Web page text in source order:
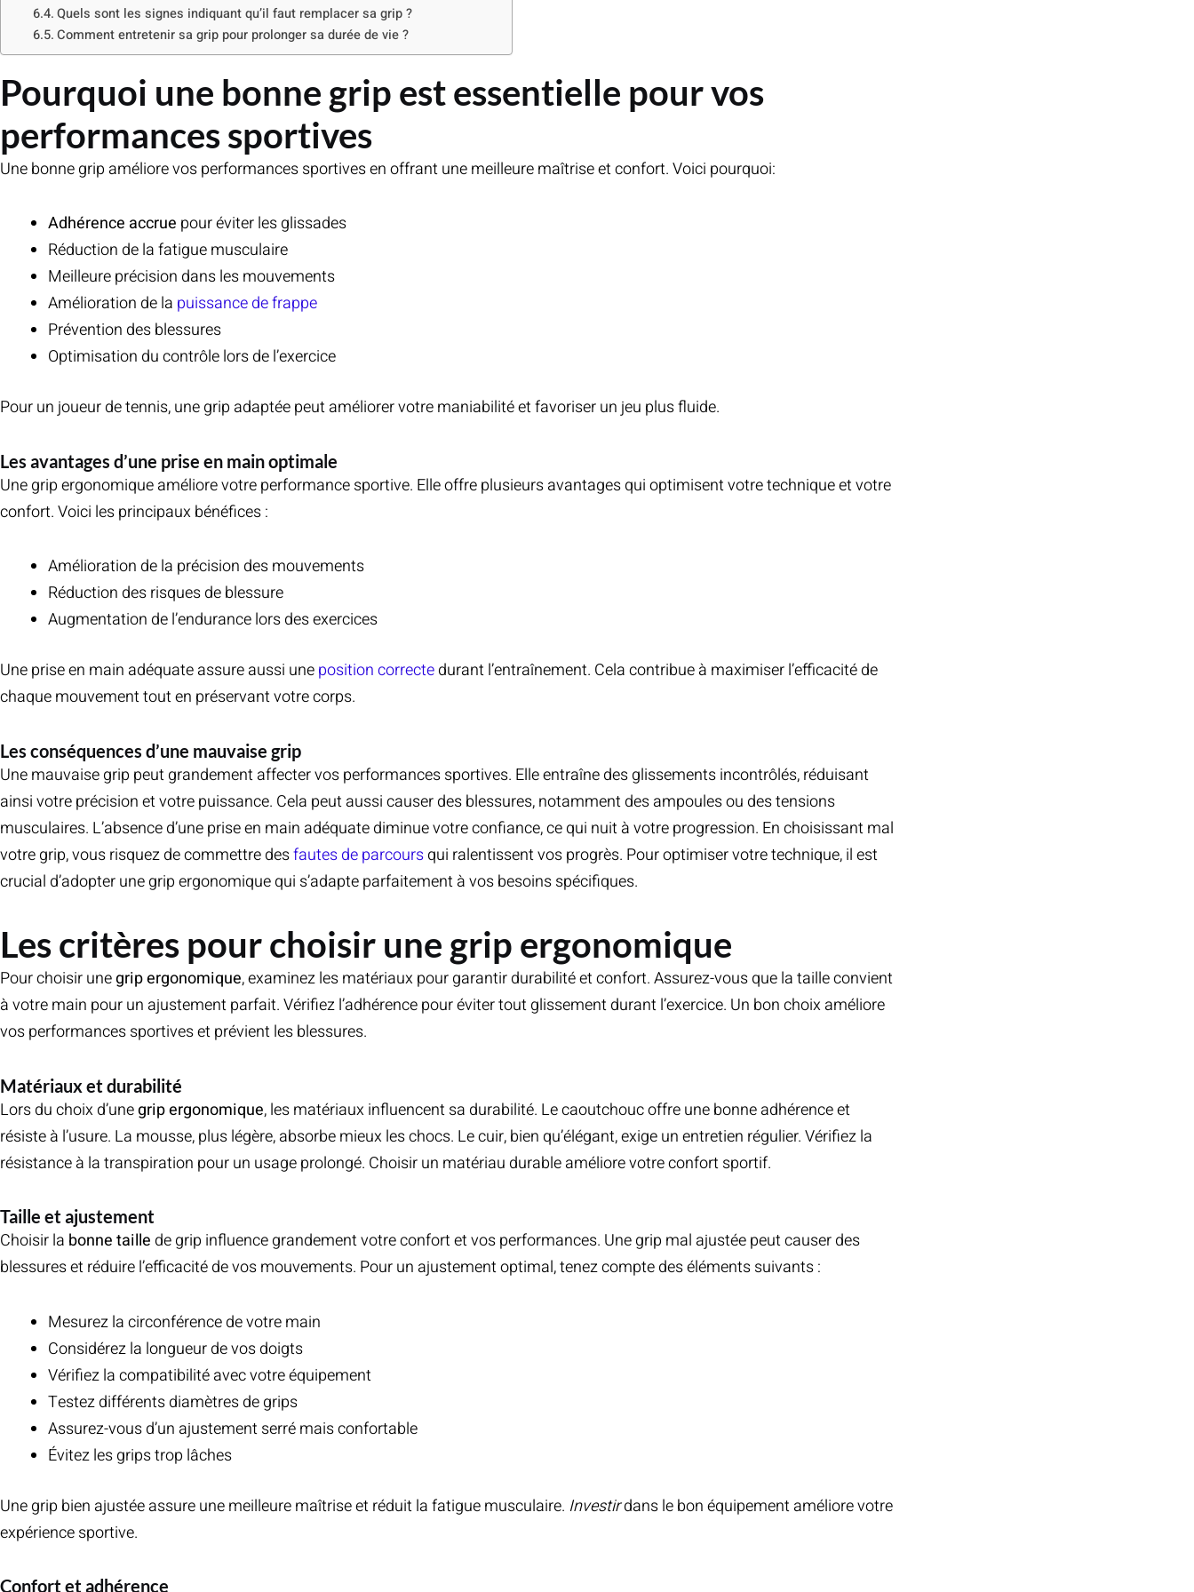
Quels sont les signes indiquant qu’il faut remplacer sa grip ?
Comment entretenir sa grip pour prolonger sa durée de vie ?
Pourquoi une bonne grip est essentielle pour vos
performances sportives
Une bonne grip améliore vos performances sportives en offrant une meilleure maîtrise et confort. Voici pourquoi:
Adhérence accrue pour éviter les glissades
Réduction de la fatigue musculaire
Meilleure précision dans les mouvements
Amélioration de la puissance de frappe
Prévention des blessures
Optimisation du contrôle lors de l’exercice
Pour un joueur de tennis, une grip adaptée peut améliorer votre maniabilité et favoriser un jeu plus fluide.
Les avantages d’une prise en main optimale
Une grip ergonomique améliore votre performance sportive. Elle offre plusieurs avantages qui optimisent votre technique et votre
confort. Voici les principaux bénéfices :
Amélioration de la précision des mouvements
Réduction des risques de blessure
Augmentation de l’endurance lors des exercices
Une prise en main adéquate assure aussi uneposition correctedurant l’entraînement. Cela contribue à maximiser l’efficacité de
chaque mouvement tout en préservant votre corps.
Les conséquences d’une mauvaise grip
Une mauvaise grip peut grandement affecter vos performances sportives. Elle entraîne des glissements incontrôlés, réduisant
ainsi votre précision et votre puissance. Cela peut aussi causer des blessures, notamment des ampoules ou des tensions
musculaires. L’absence d’une prise en main adéquate diminue votre confiance, ce qui nuit à votre progression. En choisissant mal
votre grip, vous risquez de commettre desfautes de parcoursqui ralentissent vos progrès. Pour optimiser votre technique, il est
crucial d’adopter une grip ergonomique qui s’adapte parfaitement à vos besoins spécifiques.
Les critères pour choisir une grip ergonomique
Pour choisir unegrip ergonomique, examinez les matériaux pour garantir durabilité et confort. Assurez-vous que la taille convient
à votre main pour un ajustement parfait. Vérifiez l’adhérence pour éviter tout glissement durant l’exercice. Un bon choix améliore
vos performances sportives et prévient les blessures.
Matériaux et durabilité
Lors du choix d’unegrip ergonomique, les matériaux influencent sa durabilité. Le caoutchouc offre une bonne adhérence et
résiste à l’usure. La mousse, plus légère, absorbe mieux les chocs. Le cuir, bien qu’élégant, exige un entretien régulier. Vérifiez la
résistance à la transpiration pour un usage prolongé. Choisir un matériau durable améliore votre confort sportif.
Taille et ajustement
Choisir la bonne taille de grip influence grandement votre confort et vos performances. Une grip mal ajustée peut causer des
blessures et réduire l’efficacité de vos mouvements. Pour un ajustement optimal, tenez compte des éléments suivants :
Mesurez la circonférence de votre main
Considérez la longueur de vos doigts
Vérifiez la compatibilité avec votre équipement
Testez différents diamètres de grips
Assurez-vous d’un ajustement serré mais confortable
Évitez les grips trop lâches
Une grip bien ajustée assure une meilleure maîtrise et réduit la fatigue musculaire. Investirdans le bon équipement améliore votre
expérience sportive.
Confort et adhérence